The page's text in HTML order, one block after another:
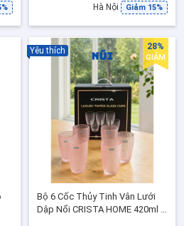
Hà Nội Giảm 15%
Bộ 6 Cốc Thủy Tinh Vân Lưới
Dập Nổi CRISTA HOME 420ml -
Yêu thích 28%
GIẢM